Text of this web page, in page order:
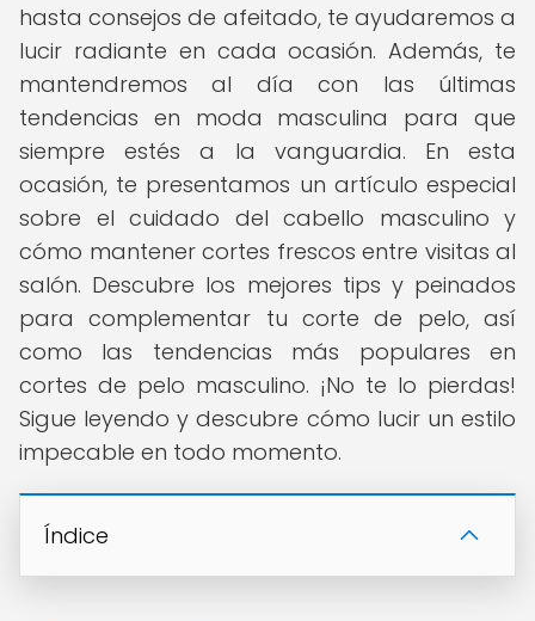
hasta consejos de afeitado, te ayudaremos a
lucir radiante en cada ocasión. Además, te
mantendremos al día con las últimas
tendencias en moda masculina para que
siempre estés a la vanguardia. En esta
ocasión, te presentamos un artículo especial
sobre el cuidado del cabello masculino y
cómo mantener cortes frescos entre visitas al
salón. Descubre los mejores tips y peinados
para complementar tu corte de pelo, así
como las tendencias más populares en
cortes de pelo masculino. ¡No te lo pierdas!
Sigue leyendo y descubre cómo lucir un estilo
impecable en todo momento.
Índice